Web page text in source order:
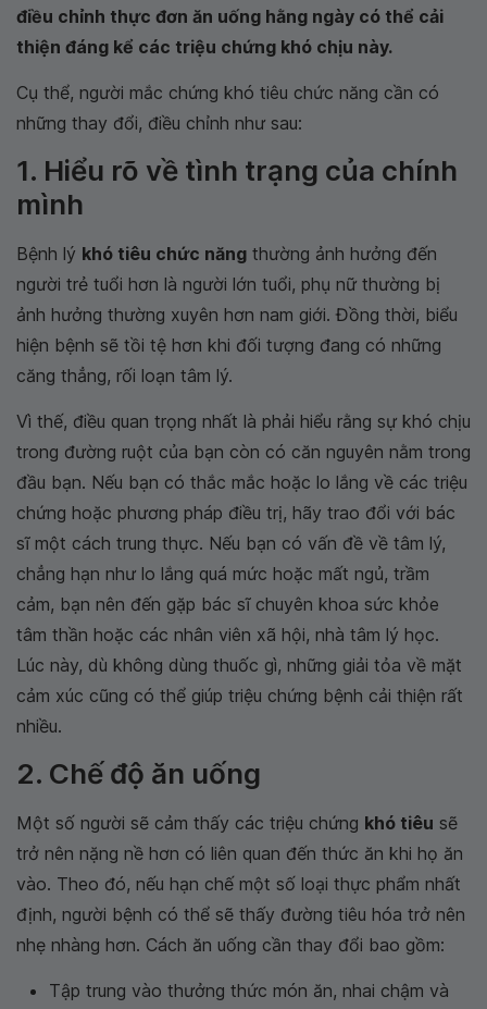
điều chỉnh thực đơn ăn uống hằng ngày có thể cải
thiện đáng kể các triệu chứng khó chịu này.
Cụ thể, người mắc chứng khó tiêu chức năng cần có
những thay đổi, điều chỉnh như sau:
1. Hiểu rõ về tình trạng của chính
mình
Bệnh lý khó tiêu chức năng thường ảnh hưởng đến
người trẻ tuổi hơn là người lớn tuổi, phụ nữ thường bị
ảnh hưởng thường xuyên hơn nam giới. Đồng thời, biểu
hiện bệnh sẽ tồi tệ hơn khi đối tượng đang có những
căng thẳng, rối loạn tâm lý.
Vì thế, điều quan trọng nhất là phải hiểu rằng sự khó chịu
trong đường ruột của bạn còn có căn nguyên nằm trong
đầu bạn. Nếu bạn có thắc mắc hoặc lo lắng về các triệu
chứng hoặc phương pháp điều trị, hãy trao đổi với bác
sĩ một cách trung thực. Nếu bạn có vấn đề về tâm lý,
chẳng hạn như lo lắng quá mức hoặc mất ngủ, trầm
cảm, bạn nên đến gặp bác sĩ chuyên khoa sức khỏe
tâm thần hoặc các nhân viên xã hội, nhà tâm lý học.
Lúc này, dù không dùng thuốc gì, những giải tỏa về mặt
cảm xúc cũng có thể giúp triệu chứng bệnh cải thiện rất
nhiều.
2. Chế độ ăn uống
Một số người sẽ cảm thấy các triệu chứng khó tiêu sẽ
trở nên nặng nề hơn có liên quan đến thức ăn khi họ ăn
vào. Theo đó, nếu hạn chế một số loại thực phẩm nhất
định, người bệnh có thể sẽ thấy đường tiêu hóa trở nên
nhẹ nhàng hơn. Cách ăn uống cần thay đổi bao gồm:
Tập trung vào thưởng thức món ăn, nhai chậm và